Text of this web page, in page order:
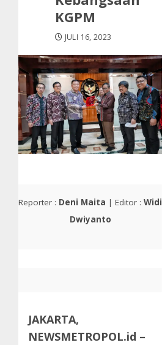
KGPM
JULI 16, 2023
Reporter : Deni Maita | Editor :Widi
Dwiyanto
JAKARTA,
NEWSMETROPOL.id –